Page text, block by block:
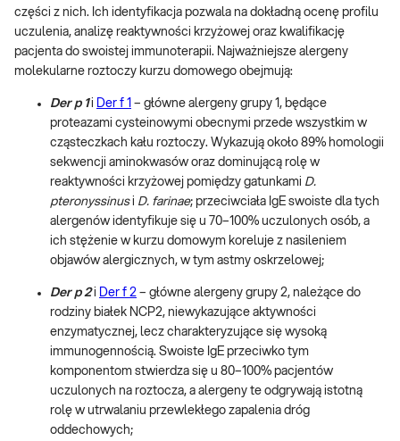
części z nich. Ich identyfikacja pozwala na dokładną ocenę profilu
uczulenia, analizę reaktywności krzyżowej oraz kwalifikację
pacjenta do swoistej immunoterapii. Najważniejsze alergeny
molekularne roztoczy kurzu domowego obejmują:
Der p 1 i Der f 1 – główne alergeny grupy 1, będące
proteazami cysteinowymi obecnymi przede wszystkim w
cząsteczkach kału roztoczy. Wykazują około 89% homologii
sekwencji aminokwasów oraz dominującą rolę w
reaktywności krzyżowej pomiędzy gatunkami D.
pteronyssinusi D. farinae; przeciwciała IgE swoiste dla tych
alergenów identyfikuje się u 70–100% uczulonych osób, a
ich stężenie w kurzu domowym koreluje z nasileniem
objawów alergicznych, w tym astmy oskrzelowej;
Der p 2 i Der f 2 – główne alergeny grupy 2, należące do
rodziny białek NCP2, niewykazujące aktywności
enzymatycznej, lecz charakteryzujące się wysoką
immunogennością. Swoiste IgE przeciwko tym
komponentom stwierdza się u 80–100% pacjentów
uczulonych na roztocza, a alergeny te odgrywają istotną
rolę w utrwalaniu przewlekłego zapalenia dróg
oddechowych;